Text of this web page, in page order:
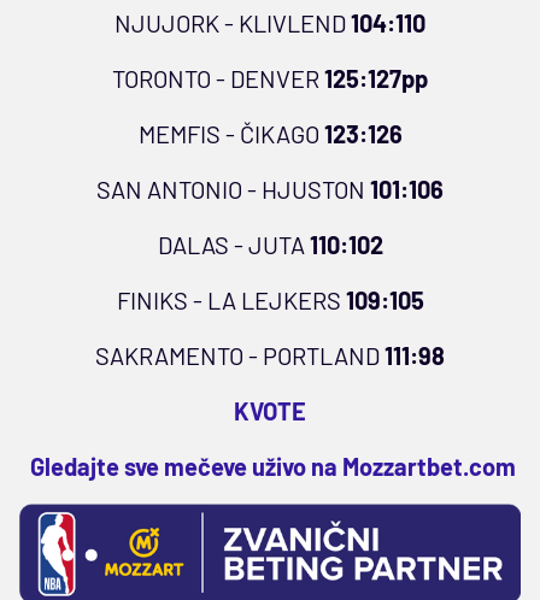
NJUJORK - KLIVLEND104:110
TORONTO - DENVER 125:127pp
MEMFIS - ČIKAGO 123:126
SAN ANTONIO - HJUSTON 101:106
DALAS - JUTA 110:102
FINIKS - LA LEJKERS 109:105
SAKRAMENTO - PORTLAND111:98
KVOTE
Gledajte sve mečeve uživo na Mozzartbet.com